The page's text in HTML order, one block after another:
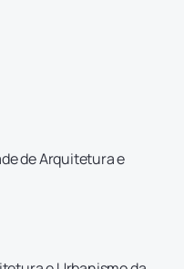
de Arquitetura e